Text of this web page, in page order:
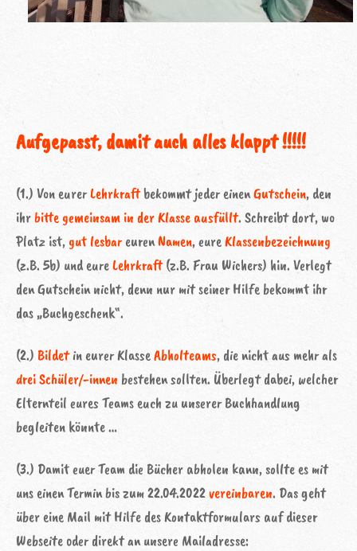
Aufgepasst, damit auch alles klappt !!!!!
(1.) Von eurerLehrkraftbekommt jeder einenGutschein, den
ihrbitte gemeinsam in der Klasse ausfüllt. Schreibt dort, wo
Platz ist, gut lesbareurenNamen, eureKlassenbezeichnung
(z.B. 5b) und eureLehrkraft(z.B. Frau Wichers) hin. Verlegt
den Gutschein nicht, denn nur mit seiner Hilfe bekommt ihr
das „Buchgeschenk“.
(2.) Bildetin eurer KlasseAbholteams, die nicht aus mehr als
drei Schüler/-innen bestehen sollten. Überlegt dabei, welcher
Elternteil eures Teams euch zu unserer Buchhandlung
begleiten könnte …
(3.) Damit euer Team die Bücher abholen kann, sollte es mit
uns einen Termin bis zum 22.04.2022vereinbaren. Das geht
über eine Mail mit Hilfe des Kontaktformulars auf dieser
Webseite oder direkt an unsere Mailadresse: